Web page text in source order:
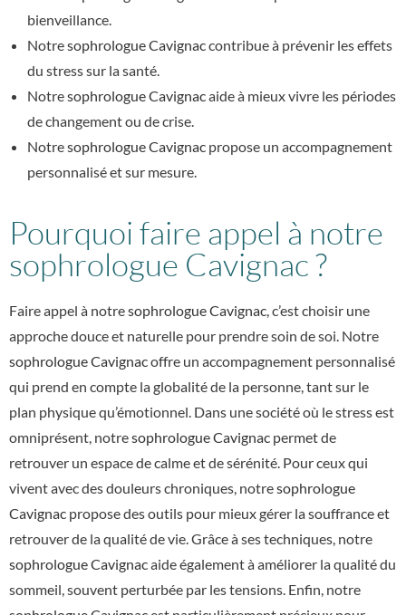
bienveillance.
Notresophrologue Cavignaccontribue à prévenir les effets
du stress sur la santé.
Notresophrologue Cavignacaide à mieux vivre les périodes
de changement ou de crise.
Notresophrologue Cavignac propose un accompagnement
personnalisé et sur mesure.
Pourquoi faire appel à notre
sophrologue Cavignac ?
Faire appel à notresophrologue Cavignac , c’est choisir une
approche douce et naturelle pour prendre soin de soi. Notre
sophrologue Cavignacoffre un accompagnement personnalisé
qui prend en compte la globalité de la personne, tant sur le
plan physique qu’émotionnel. Dans une société où le stress est
omniprésent, notresophrologue Cavignac permet de
retrouver un espace de calme et de sérénité. Pour ceux qui
vivent avec des douleurs chroniques, notresophrologue
Cavignac propose des outils pour mieux gérer la souffrance et
retrouver de la qualité de vie. Grâce à ses techniques, notre
sophrologue Cavignacaide également à améliorer la qualité du
sommeil, souvent perturbée par les tensions. Enfin, notre